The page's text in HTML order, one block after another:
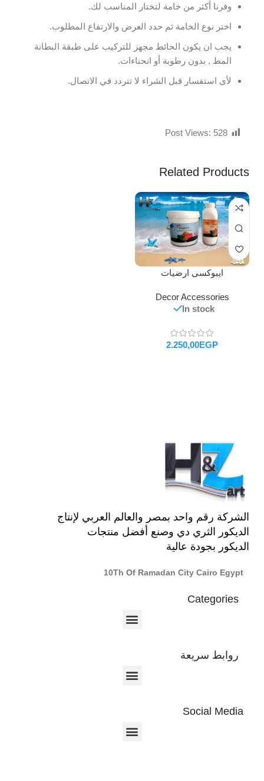
وفرنا أكثر من خامة لتختار المناسب لك.
اختر نوع الخامة ثم حدد العرض والارتفاع المطلوب.
يجب ان يكون الحائط مجهز للتركيب على طبقة البطانة
المط , بدون رطوبة أو انحناءات.
لأى استفسار قبل الشراء لا تتردد في الاتصال.
Post Views: 528
Related Products
ايبوكسى ارضيات
Decor Accessories
In stock
EGP
الشركة رقم واحد بمصر والعالم العربي لإنتاج
الديكور الثري دي وصنع أفضل منتجات
الديكور بجودة عالية
10Th Of Ramadan City Cairo Egypt
Categories
روابط سريعة
Social Media